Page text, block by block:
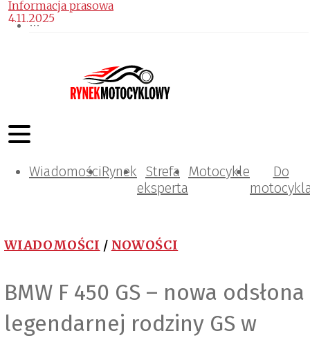
WiadomościRynek Strefa
eksperta
Motocykle
Do
WIADOMOŚCI / NOWOŚCI
BMW F 450 GS – nowa odsłona
legendarnej rodziny GS w
Informacja prasowa
4.11.2025